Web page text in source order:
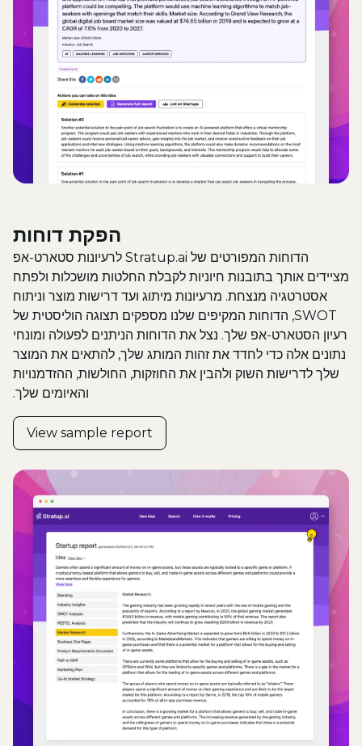
הפקת דוחות
הדוחות המפורטים של Stratup.ai לרעיונות סטארט-אפ
מציידים אותך בתובנות חיוניות לקבלת החלטות מושכלות ולפתח
אסטרטגיה מנצחת. מרעיונות מיתוג ועד דרישות מוצר וניתוח
SWOT, הדוחות המקיפים שלנו מספקים תצוגה הוליסטית של
רעיון הסטארט-אפ שלך. נצל את הדוחות הניתנים לפעולה ומונחי
נתונים אלה כדי לחדד את זהות המותג שלך, להתאים את המוצר
שלך לדרישות השוק ולהבין את החוזקות, החולשות, ההזדמנויות
והאיומים שלך.
View sample report